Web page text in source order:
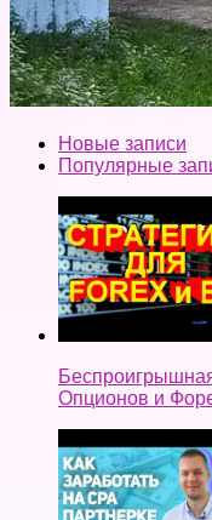
Новые записи
Популярные
Опционов и